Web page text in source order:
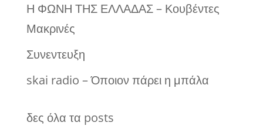
Η ΦΩΝΗ ΤΗΣ ΕΛΛΑΔΑΣ – Κουβέντες
Μακρινές
Συνεντευξη
skai radio – Όποιον πάρει η μπάλα
δες όλα τα posts